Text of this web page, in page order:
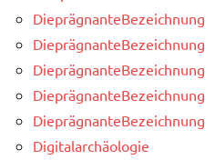
Digitalarchäologie